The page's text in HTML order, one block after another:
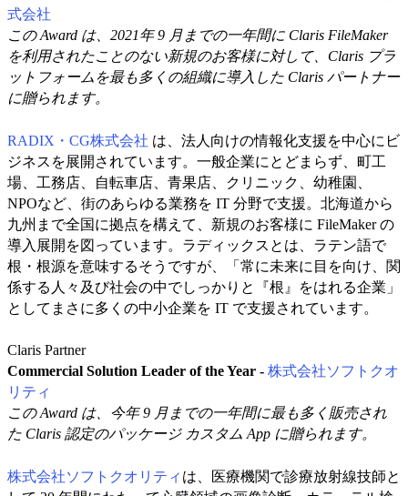
式会社
この Award は、2021年 9 月までの一年間に Claris FileMaker
を利用されたことのない新規のお客様に対して、Claris プラ
ットフォームを最も多くの組織に導入した Claris パートナー
に贈られます。
RADIX・CG株式会社 は、法人向けの情報化支援を中心にビ
ジネスを展開されています。一般企業にとどまらず、町工
場、工務店、自転車店、青果店、クリニック、幼稚園、
NPOなど、街のあらゆる業務を IT 分野で支援。北海道から
九州まで全国に拠点を構えて、新規のお客様に FileMaker の
導入展開を図っています。ラディックスとは、ラテン語で
根・根源を意味するそうですが、「常に未来に目を向け、関
係する人々及び社会の中でしっかりと『根』をはれる企業」
としてまさに多くの中小企業を IT で支援されています。
Claris Partner
Commercial Solution Leader of the Year - 株式会社ソフトクオ
リティ
この Award は、今年 9 月までの一年間に最も多く販売され
た Claris 認定のパッケージ カスタム App に贈られます。
株式会社ソフトクオリティ は、医療機関で診療放射線技師と